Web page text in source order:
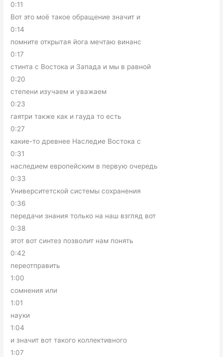
0:11
Вот это моё такое обращение значит и
0:14
помните открытая йога мечтаю винанс
0:17
стинта с Востока и Запада и мы в равной
0:20
степени изучаем и уважаем
0:23
гаятри также как и гауда то есть
0:27
какие-то древнее Наследие Востока с
0:31
наследием европейским в первую очередь
0:33
Университетской системы сохранения
0:36
передачи знания только на наш взгляд вот
0:38
этот вот синтез позволит нам понять
0:42
переотправить
1:00
сомнения или
1:01
науки
1:04
и значит вот такого коллективного
1:07